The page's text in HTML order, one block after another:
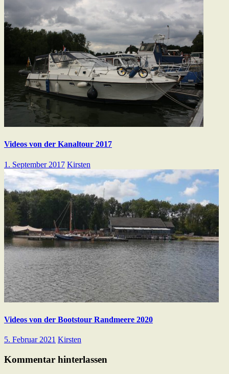
Videos von der Kanaltour 2017
1. September 2017 Kirsten
Videos von der Bootstour Randmeere 2020
5. Februar 2021 Kirsten
Kommentar hinterlassen